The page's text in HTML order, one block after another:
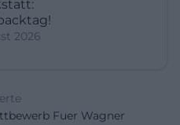
2026
Fuer Wagner